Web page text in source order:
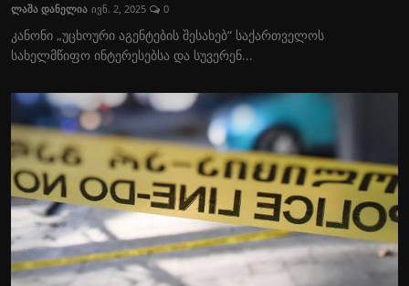
ლაშა დანელია ივნ. 2, 2025 0
კანონი „უცხოური აგენტების შესახებ“ საქართველოს
სახელმწიფო ინტერესებსა და სუვერენ...